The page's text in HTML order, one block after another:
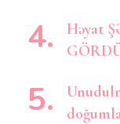
Həyat